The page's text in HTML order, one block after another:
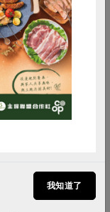
減硝酸鹽
我知道了